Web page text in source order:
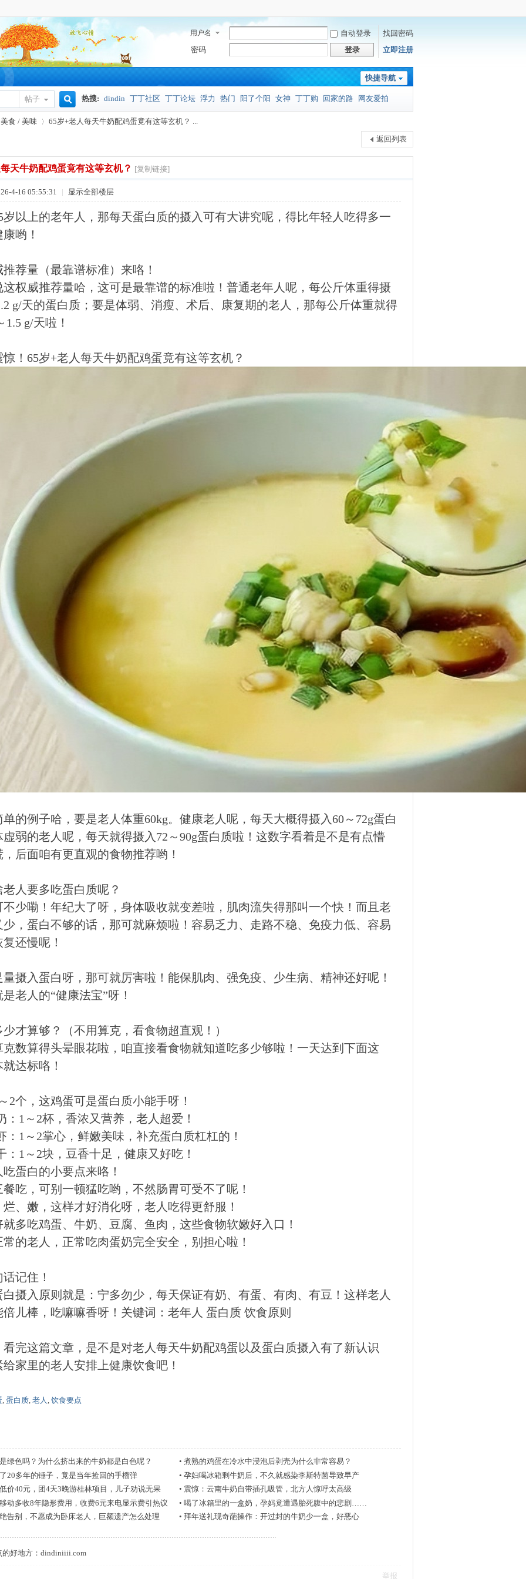
用户名 自动登录
找回密码
密码
登录 立即注册
快捷导航
帖子
搜
索
热搜: dindin 丁丁社区 丁丁论坛 浮力 热门 阳了个阳 女神 丁丁购 回家的路 网友爱拍
奥密克戎
美食 / 美味
›
65岁+老人每天牛奶配鸡蛋竟有这等玄机？ ...
返回列表
天牛奶配鸡蛋竟有这等玄机？ [复制链接]
4-16 05:55:31 | 显示全部楼层
岁以上的老年人，那每天蛋白质的摄入可有大讲究呢，得比年轻人吃得多一
哟！
荐量（最靠谱标准）来咯！
这权威推荐量哈，这可是最靠谱的标准啦！普通老年人呢，每公斤体重得摄
g/天的蛋白质；要是体弱、消瘦、术后、康复期的老人，那每公斤体重就得
1.5 g/天啦！
！65岁+老人每天牛奶配鸡蛋竟有这等玄机？
的例子哈，要是老人体重60kg。健康老人呢，每天大概得摄入60～72g蛋白
弱的老人呢，每天就得摄入72～90g蛋白质啦！这数字看着是不是有点懵
后面咱有更直观的食物推荐哟！
人要多吃蛋白质呢？
不少嘞！年纪大了呀，身体吸收就变差啦，肌肉流失得那叫一个快！而且老
少，蛋白不够的话，那可就麻烦啦！容易乏力、走路不稳、免疫力低、容易
还慢呢！
摄入蛋白呀，那可就厉害啦！能保肌肉、强免疫、少生病、精神还好呢！
老人的“健康法宝”呀！
才算够？（不用算克，看食物超直观！）
克数算得头晕眼花啦，咱直接看食物就知道吃多少够啦！一天达到下面这
达标咯！
2个，这鸡蛋可是蛋白质小能手呀！
：1～2杯，香浓又营养，老人超爱！
：1～2掌心，鲜嫩美味，补充蛋白质杠杠的！
：1～2块，豆香十足，健康又好吃！
蛋白的小要点来咯！
吃，可别一顿猛吃哟，不然肠胃可受不了呢！
、嫩，这样才好消化呀，老人吃得更舒服！
多吃鸡蛋、牛奶、豆腐、鱼肉，这些食物软嫩好入口！
的老人，正常吃肉蛋奶完全安全，别担心啦！
记住！
白摄入原则就是：宁多勿少，每天保证有奶、有蛋、有肉、有豆！这样老人
儿棒，吃嘛嘛香呀！关键词：老年人 蛋白质 饮食原则
看完这篇文章，是不是对老人每天牛奶配鸡蛋以及蛋白质摄入有了新认识
家里的老人安排上健康饮食吧！
, 蛋白质, 老人, 饮食要点
绿色吗？为什么挤出来的牛奶都是白色呢？ • 煮熟的鸡蛋在冷水中浸泡后剥壳为什么非常容易？
20多年的锤子，竟是当年捡回的手榴弹
• 孕妇喝冰箱剩牛奶后，不久就感染李斯特菌导致早产
价40元，团4天3晚游桂林项目，儿子劝说无果
• 震惊：云南牛奶自带插孔吸管，北方人惊呼太高级
动多收8年隐形费用，收费6元来电显示费引热议
• 喝了冰箱里的一盒奶，孕妈竟遭遇胎死腹中的悲剧……
告别，不愿成为卧床老人，巨额遗产怎么处理
• 拜年送礼现奇葩操作：开过封的牛奶少一盒，好恶心
好地方： dindiniiii.com
举报